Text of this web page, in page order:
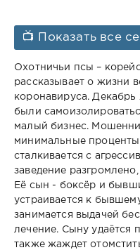
📺 Показать все
Охотничьи псы –
рассказывает о жизни
коронавируса. Декабрь
были
малый бизнес.
минимальные проценты
сталкивается с
заведение
Её сын - боксёр и
устраивается к
занимается выдачей
лечение. Сыну удаётся
также жаждет